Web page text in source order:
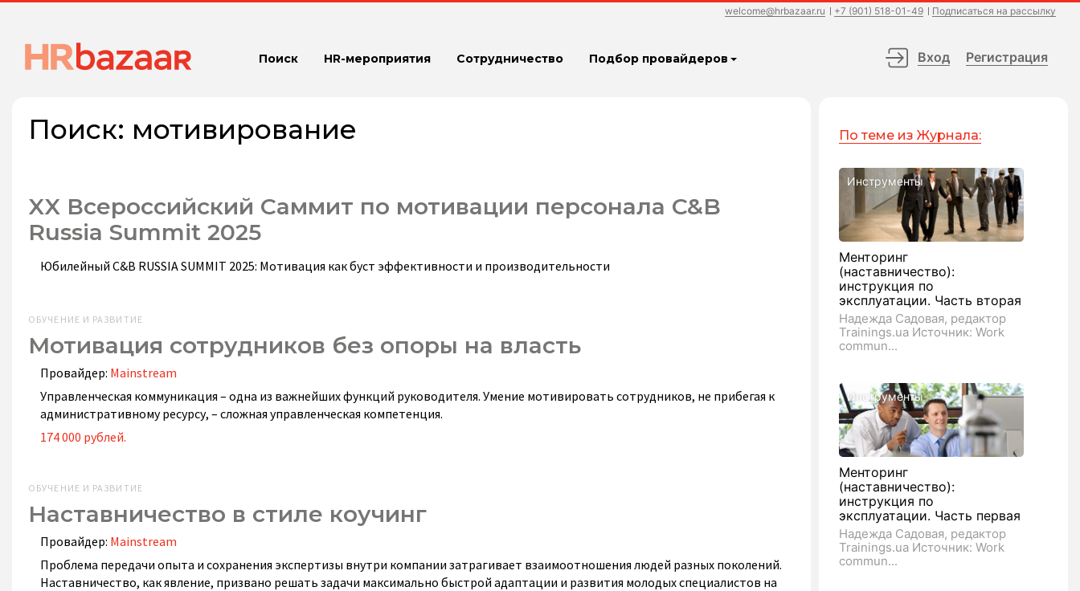
welcome@hrbazaar.ru +7 (901) 518-01-49 Подписаться на рассылку
Поиск HR-мероприятия Сотрудничество Подбор провайдеров Вход Регистрация
Поиск: мотивирование
XX Всероссийский Саммит по мотивации персонала C&B
Russia Summit 2025
Юбилейный C&B RUSSIA SUMMIT 2025: Мотивация как буст эффективности и производительности
ОБУЧЕНИЕ И РАЗВИТИЕ
Мотивация сотрудников без опоры на власть
Провайдер: Mainstream
Управленческая коммуникация – одна из важнейших функций руководителя. Умение мотивировать сотрудников, не прибегая к
административному ресурсу, – сложная управленческая компетенция.
174 000 рублей.
ОБУЧЕНИЕ И РАЗВИТИЕ
Наставничество в стиле коучинг
Провайдер: Mainstream
Проблема передачи опыта и сохранения экспертизы внутри компании затрагивает взаимоотношения людей разных поколений.
Наставничество, как явление, призвано решать задачи максимально быстрой адаптации и развития молодых специалистов на
По теме из Журнала:
Инструменты
Менторинг
(наставничество):
инструкция по
эксплуатации. Часть вторая
Надежда Садовая, редактор
Trainings.ua Источник: Work
commun...
Инструменты
Менторинг
(наставничество):
инструкция по
эксплуатации. Часть первая
Надежда Садовая, редактор
Trainings.ua Источник: Work
commun...